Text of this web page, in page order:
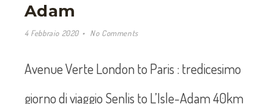
Adam
4 Febbraio 2020 No Comments
Avenue Verte London to Paris : tredicesimo
giorno di viaggio Senlis to L’Isle-Adam 40km